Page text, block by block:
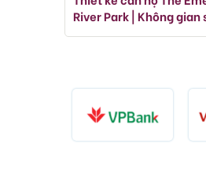
River Park | Không gian
sông đẳng cấp